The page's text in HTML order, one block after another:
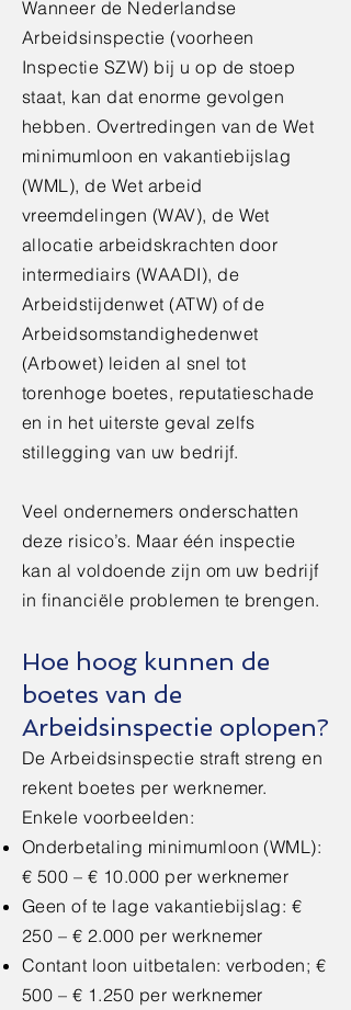
Wanneer de Nederlandse
Arbeidsinspectie (voorheen
Inspectie SZW) bij u op de stoep
staat, kan dat enorme gevolgen
hebben. Overtredingen van de Wet
minimumloon en vakantiebijslag
(WML), de Wet arbeid
vreemdelingen (WAV), de Wet
allocatie arbeidskrachten door
intermediairs (WAADI), de
Arbeidstijdenwet (ATW) of de
Arbeidsomstandighedenwet
(Arbowet) leiden al snel tot
torenhoge boetes, reputatieschade
en in het uiterste geval zelfs
stillegging van uw bedrijf.
Veel ondernemers onderschatten
deze risico’s. Maar één inspectie
kan al voldoende zijn om uw bedrijf
in financiële problemen te brengen.
Hoe hoog kunnen de
boetes van de
Arbeidsinspectie oplopen?
De Arbeidsinspectie straft streng en
rekent boetes per werknemer.
Enkele voorbeelden:
Onderbetaling minimumloon (WML):
€ 500 – € 10.000 per werknemer
Geen of te lage vakantiebijslag: €
250 – € 2.000 per werknemer
Contant loon uitbetalen: verboden; €
500 – € 1.250 per werknemer